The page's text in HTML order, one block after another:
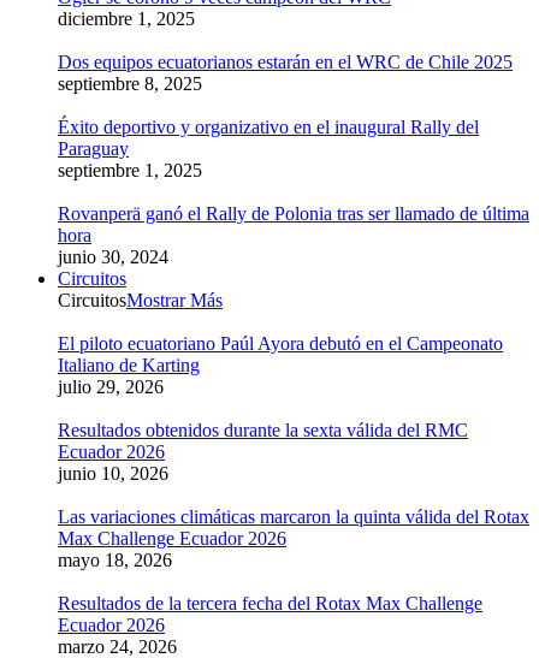
diciembre 1, 2025
Dos equipos ecuatorianos estarán en el WRC de Chile 2025
septiembre 8, 2025
Éxito deportivo y organizativo en el inaugural Rally del
Paraguay
septiembre 1, 2025
Rovanperä ganó el Rally de Polonia tras ser llamado de última
hora
junio 30, 2024
Circuitos
CircuitosMostrar Más
El piloto ecuatoriano Paúl Ayora debutó en el Campeonato
Italiano de Karting
julio 29, 2026
Resultados obtenidos durante la sexta válida del RMC
Ecuador 2026
junio 10, 2026
Las variaciones climáticas marcaron la quinta válida del Rotax
Max Challenge Ecuador 2026
mayo 18, 2026
Resultados de la tercera fecha del Rotax Max Challenge
Ecuador 2026
marzo 24, 2026